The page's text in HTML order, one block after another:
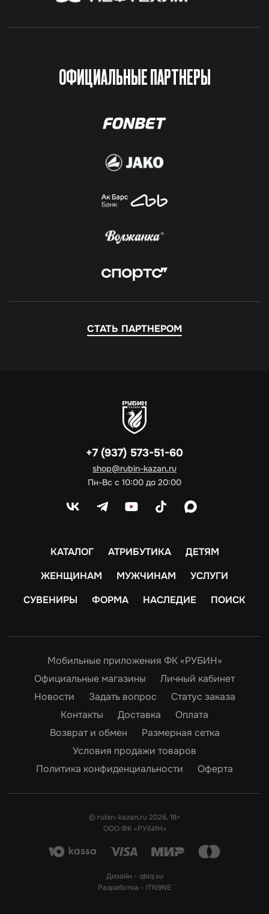
ОФИЦИАЛЬНЫЕ ПАРТНЕРЫ
СТАТЬ ПАРТНЕРОМ
+7 (937) 573-51-60
shop@rubin-kazan.ru
Пн-Вс с 10:00 до 20:00
КАТАЛОГ АТРИБУТИКА
ДЕТЯМ
ЖЕНЩИНАМ
МУЖЧИНАМ
УСЛУГИ
СУВЕНИРЫ
ФОРМА НАСЛЕДИЕ ПОИСК
Мобильные приложения ФК «РУБИН»
Официальные магазины
Личный кабинет
Новости
Задать вопрос
Статус заказа
Контакты
Доставка
Оплата
Возврат и обмен
Размерная сетка
Условия продажи товаров
Политика конфиденциальности
Оферта
© rubin-kazan.ru 2026, 18+
ООО ФК «РУБИН»
Дизайн - qbiq.su
Разработка - ITN9NE